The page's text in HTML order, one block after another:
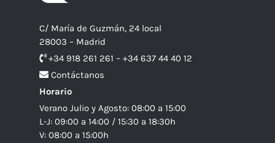
C/ María de Guzmán, 24 local
28003 – Madrid
+34 918 261 261 – +34 637 44 40 12
Contáctanos
Horario
Verano Julio y Agosto: 08:00 a 15:00
L-J: 09:00 a 14:00 / 15:30 a 18:30h
V: 08:00 a 15:00h